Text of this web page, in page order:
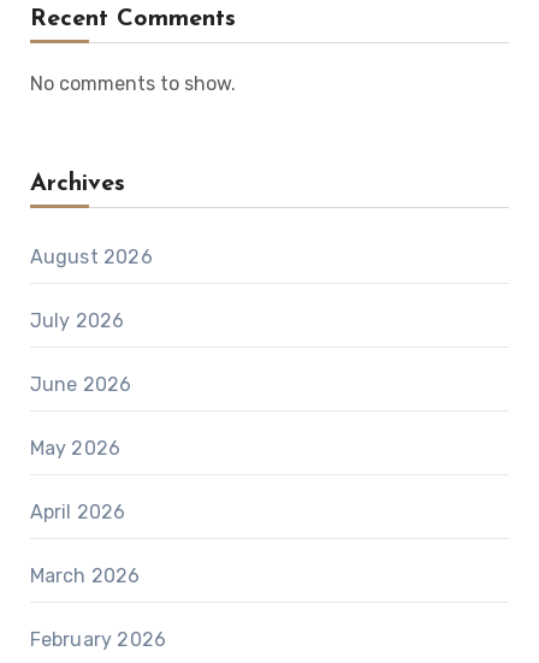
Recent Comments
No comments to show.
Archives
August 2026
July 2026
June 2026
May 2026
April 2026
March 2026
February 2026